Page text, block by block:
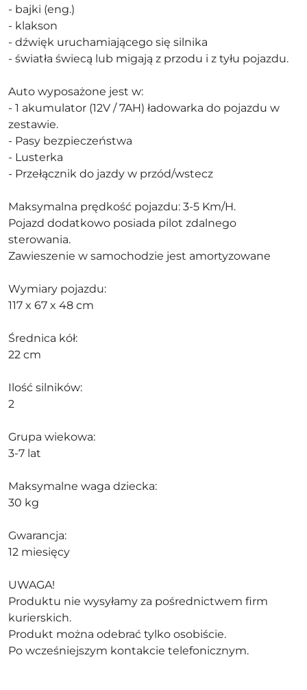
- bajki (eng.)
- klakson
- dźwięk uruchamiającego się silnika
- światła świecą lub migają z przodu i z tyłu pojazdu.
Auto wyposażone jest w:
- 1 akumulator (12V / 7AH) ładowarka do pojazdu w
zestawie.
- Pasy bezpieczeństwa
- Lusterka
- Przełącznik do jazdy w przód/wstecz
Maksymalna prędkość pojazdu: 3-5 Km/H.
Pojazd dodatkowo posiada pilot zdalnego
sterowania.
Zawieszenie w samochodzie jest amortyzowane
Wymiary pojazdu:
117 x 67 x 48 cm
Średnica kół:
22 cm
Ilość silników:
2
Grupa wiekowa:
3-7 lat
Maksymalne waga dziecka:
30 kg
Gwarancja:
12 miesięcy
UWAGA!
Produktu nie wysyłamy za pośrednictwem firm
kurierskich.
Produkt można odebrać tylko osobiście.
Po wcześniejszym kontakcie telefonicznym.